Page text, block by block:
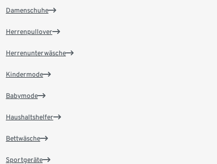
Damenschuhe
Herrenpullover
Herrenunterwäsche
Kindermode
Babymode
Haushaltshelfer
Bettwäsche
Sportgeräte